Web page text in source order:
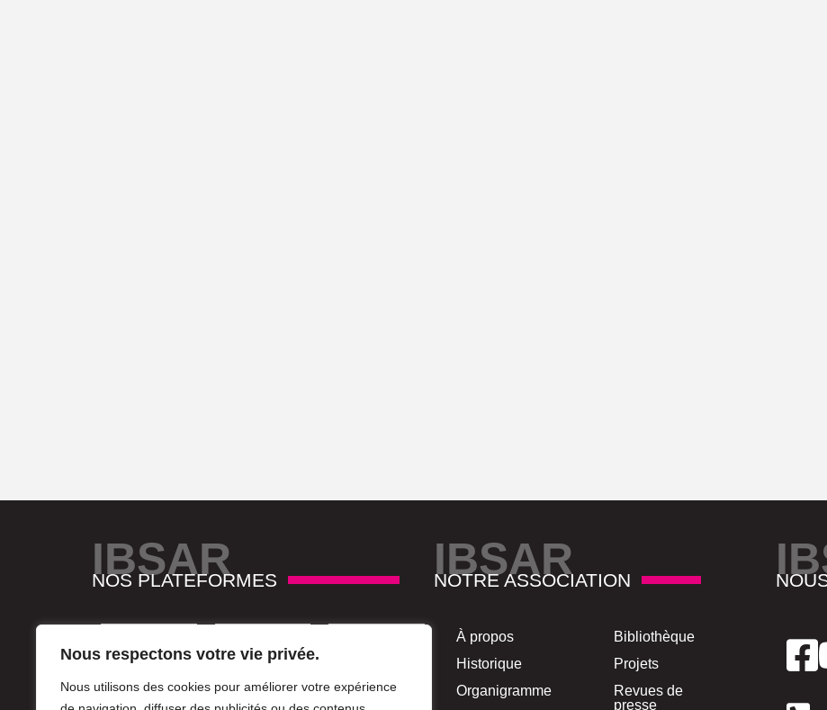
Nous respectons votre vie privée.
Nous utilisons des cookies pour améliorer votre expérience
IBSAR
NOS PLATEFORMES IBSAR
NOTRE ASSOCIATION
À propos
Historique
Organigramme
Bibliothèque
Projets
Revues de
presse